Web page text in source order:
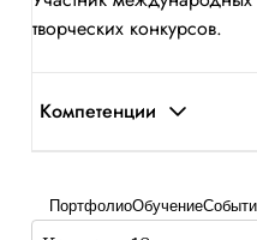
творческих конкурсов.
Компетенции
ПортфолиоОбучение